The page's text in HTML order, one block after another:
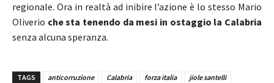
regionale. Ora in realtà ad inibire l’azione è lo stesso Mario
Oliverio che sta tenendo da mesi in ostaggio la Calabria
senza alcuna speranza.
TAGS anticorruzione Calabria forza italia
jiole santelli